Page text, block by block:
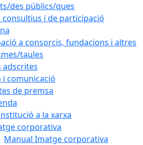
des públics/ques
consultius i de participació
a consorcis, fundacions i altres
taules
adscrites
i comunicació
de premsa
a la xarxa
corporativa
Manual Imatge corporativa